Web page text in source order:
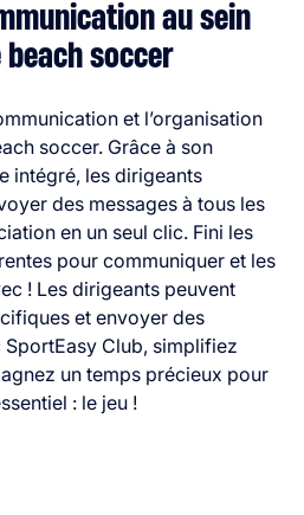
au sein
soccer
et l’organisation
soccer. Grâce à son
intégré, les dirigeants
des messages à tous les
en un seul clic. Fini les
pour communiquer et les
! Les dirigeants peuvent
et envoyer des
Club, simplifiez
un temps précieux pour
: le jeu !